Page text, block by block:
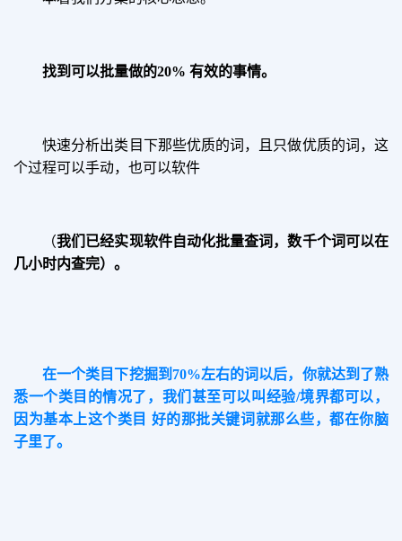
找到可以批量做的20% 有效的事情。
快速分析出类目下那些优质的词，且只做优质的词，这
个过程可以手动，也可以软件
（我们已经实现软件自动化批量查词，数千个词可以在
几小时内查完）。
在一个类目下挖掘到 70%左右的词以后，你就达到了熟
悉一个类目的情况了 ，我们甚至可以叫经验/境界都可以，
因为基本上这个类目 好的那批关键词就那么些，都在你脑
子里了。